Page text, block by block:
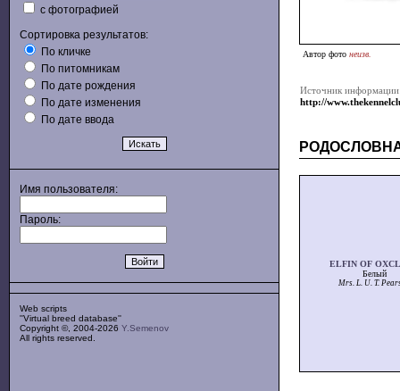
с фотографией
Сортировка результатов:
По кличке
По питомникам
По дате рождения
По дате изменения
По дате ввода
Имя пользователя:
Пароль:
Web scripts
''Virtual breed database''
Copyright ©, 2004-2026 Y.Semenov
All rights reserved.
Автор фото неизв.
Источник
http://
ELFIN OF
Белый
Mrs. L. U. T.